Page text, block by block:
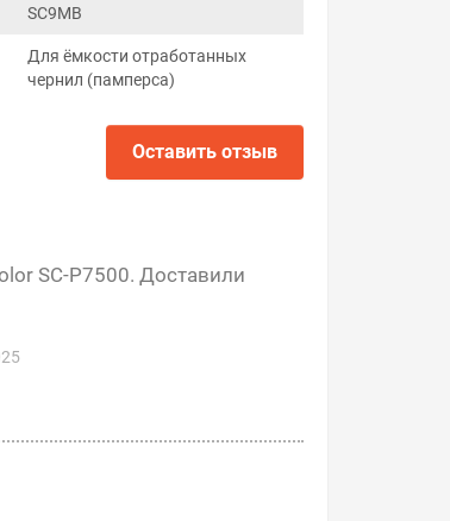
SC9MB
Для ёмкости отработанных
чернил (памперса)
Оставить отзыв
SC-P7500. Доставили